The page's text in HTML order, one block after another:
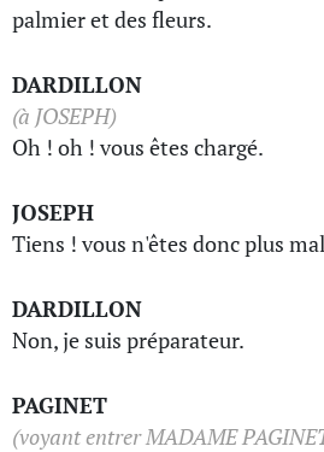
palmier et des fleurs.
DARDILLON
(à JOSEPH)
Oh ! oh ! vous êtes chargé.
JOSEPH
Tiens ! vous n'êtes donc plus
DARDILLON
Non, je suis préparateur.
PAGINET
(voyant entrer MADAME